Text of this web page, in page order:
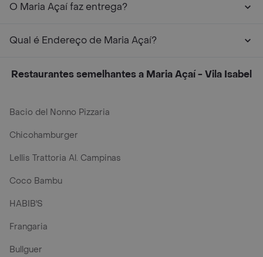
O Maria Açaí faz entrega?
Qual é Endereço de Maria Açaí?
Restaurantes semelhantes a Maria Açaí - Vila Isabel
Bacio del Nonno Pizzaria
Chicohamburger
Lellis Trattoria Al. Campinas
Coco Bambu
HABIB'S
Frangaria
Bullguer